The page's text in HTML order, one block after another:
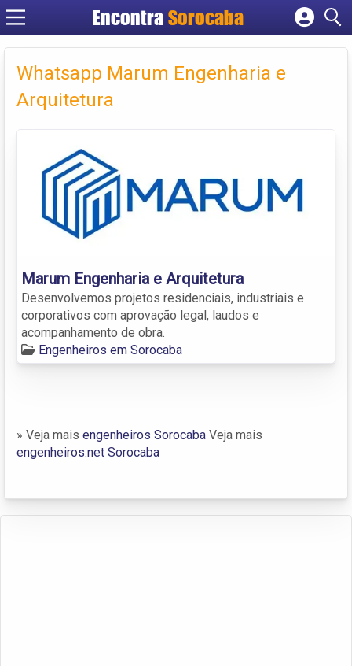
EncontraSorocaba
Cadastrar empresa
Criar conta
Whatsapp Marum Engenharia e
Arquitetura
Marum Engenharia e Arquitetura
Desenvolvemos projetos residenciais, industriais e
corporativos com aprovação legal, laudos e
acompanhamento de obra.
Engenheiros em Sorocaba
» Veja mais engenheiros Sorocaba Veja mais
engenheiros.net Sorocaba